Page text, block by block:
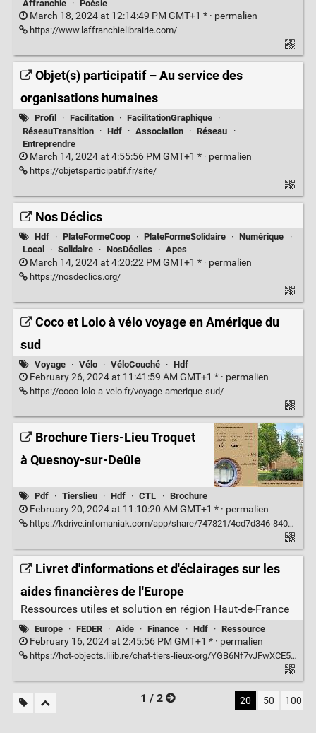
Affranchie
· Poésie
March 18, 2024 at 12:14:49 PM GMT+1 * · permalien
https://www.laffranchielibrairie.com/
Objet(s) participatif – Au service des
organisations humaines
Profil · Facilitation · FacilitationGraphique ·
RéseauTransition
· Hdf · Association · Réseau
·
Entreprendre
March 14, 2024 at 4:55:56 PM GMT+1 * · permalien
https://objetsparticipatif.fr/site/
Nos Déclics
Hdf · PlateFormeCoop · PlateFormeSolidaire · Numérique
·
Local
· Solidaire · NosDéclics · Apes
March 14, 2024 at 4:20:22 PM GMT+1 * · permalien
https://nosdeclics.org/
Coco et Lolo à vélo voyage en Amérique du
sud
Voyage · Vélo · VéloCouché · Hdf
February 26, 2024 at 11:41:59 AM GMT+1 * · permalien
https://coco-lolo-a-velo.fr/voyage-amerique-sud/
Brochure Tiers-Lieu Troquet
à Quesnoy-sur-Deûle
Pdf · Tierslieu · Hdf · CTL · Brochure
February 20, 2024 at 11:10:20 AM GMT+1 * · permalien
https://kdrive.infomaniak.com/app/share/747821/4cd7d346-8401-4daf-bdc1-1b510b7e3567
Livret d'informations et d'éclairages sur les
aides financières de l'Europe
Ressources utiles et solution en région Haut-de-France
Europe · FEDER · Aide · Finance · Hdf · Ressource
February 16, 2024 at 2:45:56 PM GMT+1 * · permalien
https://hot-objects.liiib.re/chat-tiers-lieux-org/YGB6Nf7vJFwXCE5NJ/uploads/eHC2mxNeqCLbhjq9X/tcunL7cdd4WzdKZ7p/gJudoy2uA7FHY9SZF?X-Amz-Algorithm=AWS4-HMAC-SHA256&X-Amz-Credential=chat-tiers-lieux-org%2F20240216%2Fdefault%2Fs3%2Faws4_request&X-Amz-Date=20240216T100933Z&X-Amz-Expires=120&X-Amz-Signature=92ec0a7a0dc6cf27f2f59351225817c9a08ddf1eefc31c2734daa2dd2205b6dc&X-Amz-SignedHeaders=host&response-content-disposition=inline%3B%20filename%3D%22livret-europe-2023-v7.pdf%22
1 / 2 20 50 100